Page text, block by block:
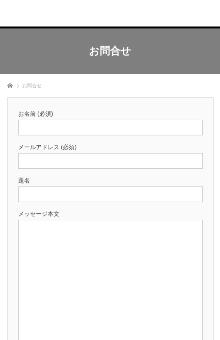
お問合せ
ホーム お問合せ
お名前 (必須)
メールアドレス (必須)
題名
メッセージ本文